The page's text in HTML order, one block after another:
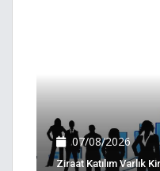
07/08/2026
Ziraat Katılım Varlık